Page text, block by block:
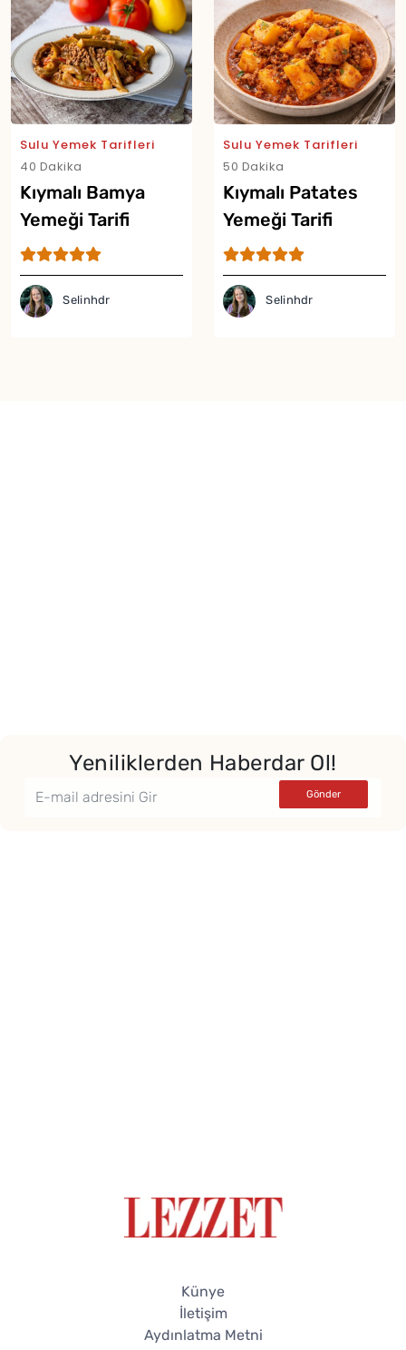
Sulu Yemek Tarifleri
40 Dakika
Kıymalı Bamya
Yemeği Tarifi
Selinhdr
Sulu Yemek Tarifleri
50 Dakika
Kıymalı Patates
Yemeği Tarifi
Selinhdr
Yeniliklerden Haberdar Ol!
Künye
İletişim
Aydınlatma Metni